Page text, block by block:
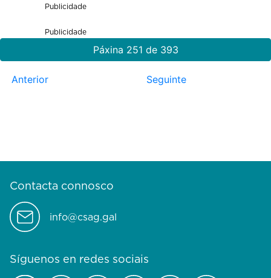
Publicidade
Publicidade
Páxina 251 de 393
Anterior Seguinte
Contacta connosco
info@csag.gal
Síguenos en redes sociais